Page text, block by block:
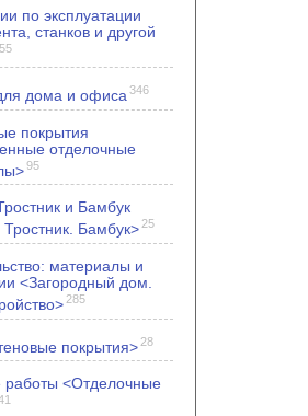
по эксплуатации
станков и другой
дома и офиса 346
покрытия
отделочные
95
и Бамбук
Бамбук>25
материалы и
<Загородный дом.
285
покрытия> 28
<Отделочные